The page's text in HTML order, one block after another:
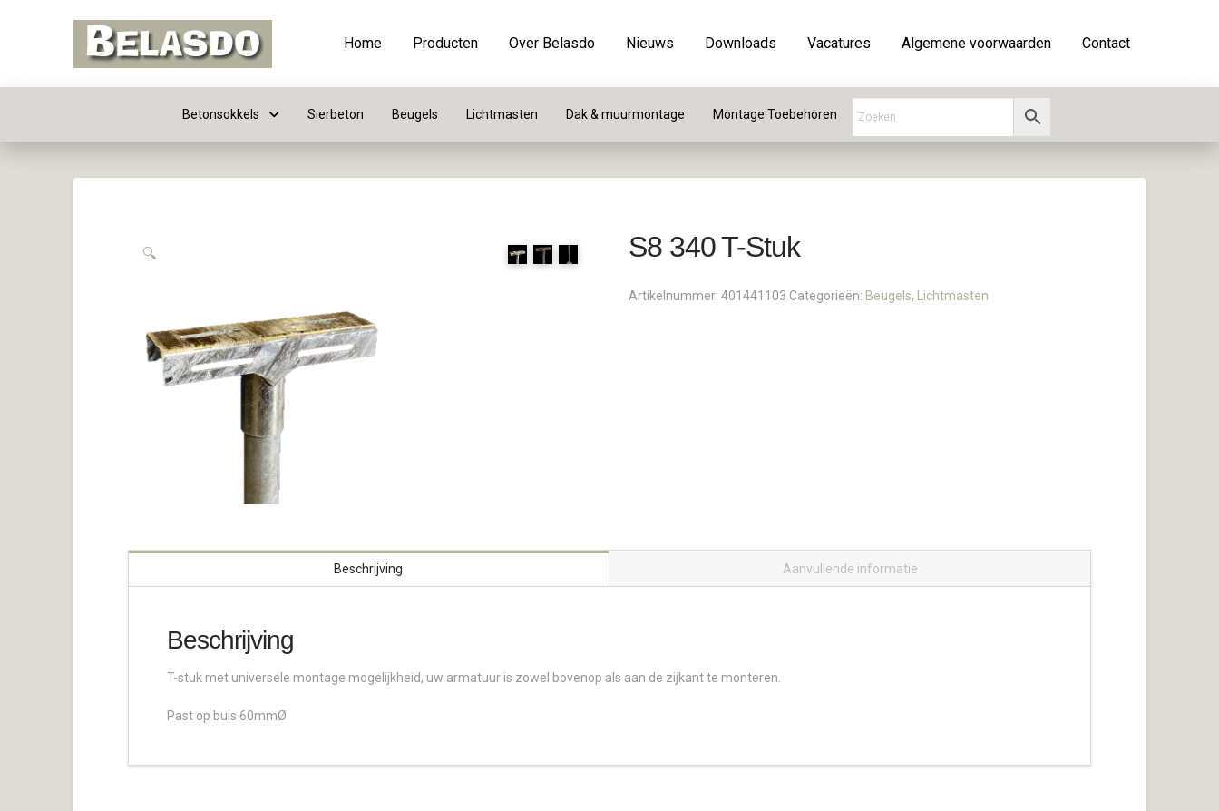
Home Producten Over Belasdo Nieuws Downloads Vacatures Algemene voorwaarden Contact
Betonsokkels Sierbeton Beugels Lichtmasten Dak & muurmontage Montage Toebehoren
🔍 S8 340 T-Stuk
Artikelnummer:401441103 Categorieën: Beugels, Lichtmasten
Beschrijving Aanvullende informatie
Beschrijving
T-stuk met universele montage mogelijkheid, uw armatuur is zowel bovenop als aan de zijkant te monteren.
Past op buis 60mmØ